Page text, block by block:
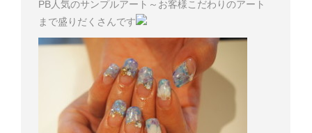
PB人気のサンプルアート～お客様こだわりのアート
まで盛りだくさんです